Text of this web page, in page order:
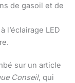
de gasoil et de
l’éclairage LED
sur un article
Conseil, qui